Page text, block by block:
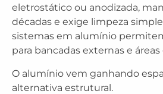
eletrostático ou anodizada,
décadas e exige limpeza
sistemas em alumínio
para bancadas externas e
O alumínio vem ganhando
alternativa estrutural.